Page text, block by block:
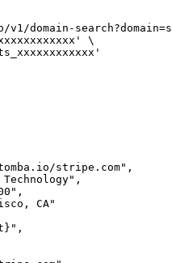
v1/domain-
\
stripe.com",
CA"